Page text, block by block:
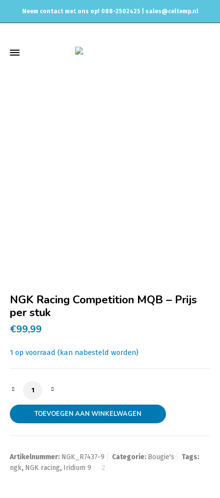
Neem contact met ons op! 088-2502425 | sales@celtemp.nl
NGK Racing Competition MQB – Prijs
per stuk
€99,99
1 op voorraad (kan nabesteld worden)
NGK Racing Competition MQB - Prijs per stuk aantal
TOEVOEGEN AAN WINKELWAGEN
Artikelnummer: NGK_R7437-9 Categorie: Bougie's
Tags:
ngk, NGK racing, Iridium 9